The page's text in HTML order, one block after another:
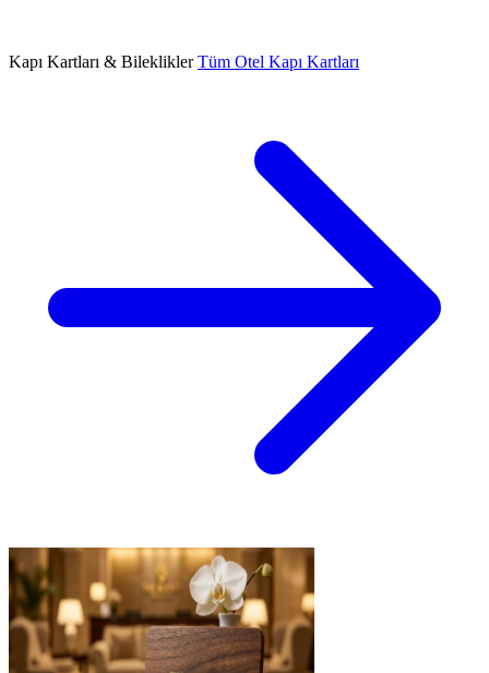
Kapı Kartları & BilekliklerTüm Otel Kapı Kartları